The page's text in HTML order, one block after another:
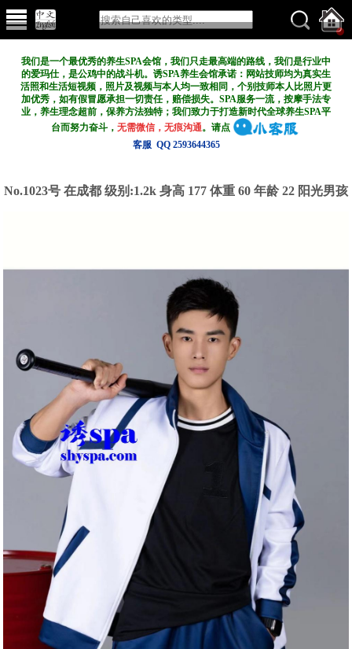
我们是一个最优秀的养生SPA会馆，我们只走最高端的路线，我们是行业中
的爱玛仕，是公鸡中的战斗机。诱SPA养生会馆承诺：网站技师均为真实生
活照和生活短视频，照片及视频与本人均一致相同，个别技师本人比照片更
加优秀，如有假冒愿承担一切责任，赔偿损失。SPA服务一流，按摩手法专
业，养生理念超前，保养方法独特；我们致力于打造新时代全球养生SPA平
台而努力奋斗，无需微信，无痕沟通。请点
客服 QQ 2593644365
No.1023号 在成都 级别:1.2k 身高 177 体重 60 年龄 22 阳光男孩